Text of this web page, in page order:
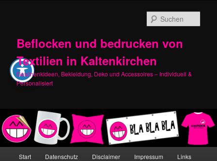
Beflocken und bedrucken von
Textilien in Kaltenkirchen
Geschenkideen, Bekleidung, Deko und Accessoires – Individuell &
Personalisiert
Start Datenschutz Disclaimer Impressum Links